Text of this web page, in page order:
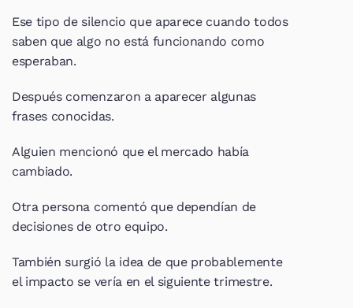
Ese tipo de silencio que aparece cuando todos
saben que algo no está funcionando como
esperaban.
Después comenzaron a aparecer algunas
frases conocidas.
Alguien mencionó que el mercado había
cambiado.
Otra persona comentó que dependían de
decisiones de otro equipo.
También surgió la idea de que probablemente
el impacto se vería en el siguiente trimestre.